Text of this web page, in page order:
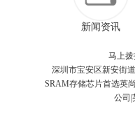
新闻资讯
马上拨
深圳市宝安区新安街
SRAM存储芯片首选英
公司|